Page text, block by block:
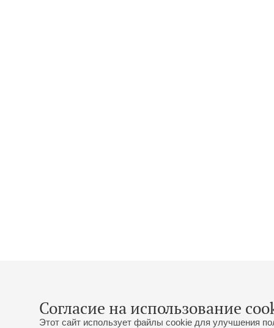
Согласие на использование
Этот сайт использует файлы cookie для улучшения